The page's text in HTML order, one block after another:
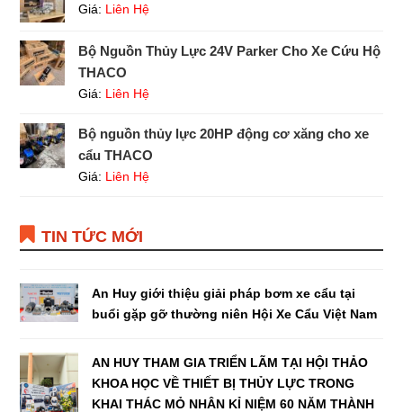
Giá: Liên Hệ
Bộ Nguồn Thủy Lực 24V Parker Cho Xe Cứu Hộ
THACO
Giá: Liên Hệ
Bộ nguồn thủy lực 20HP động cơ xăng cho xe
cẩu THACO
Giá: Liên Hệ
TIN TỨC MỚI
An Huy giới thiệu giải pháp bơm xe cẩu tại
buổi gặp gỡ thường niên Hội Xe Cẩu Việt Nam
AN HUY THAM GIA TRIỂN LÃM TẠI HỘI THẢO
KHOA HỌC VỀ THIẾT BỊ THỦY LỰC TRONG
KHAI THÁC MỎ NHÂN KỈ NIỆM 60 NĂM THÀNH